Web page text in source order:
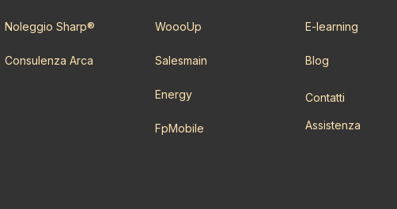
Noleggio Sharp®
Consulenza Arca
WoooUp
Salesmain
Energy
FpMobile
E-learning
Blog
Contatti
Assistenza